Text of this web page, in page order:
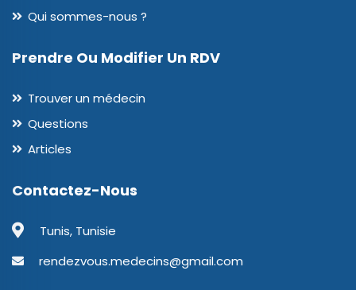
Qui sommes-nous ?
Prendre Ou Modifier Un RDV
Trouver un médecin
Questions
Articles
Contactez-Nous
Tunis, Tunisie
rendezvous.medecins@gmail.com